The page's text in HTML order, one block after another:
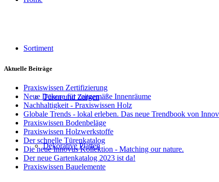
Sortiment
Türen und Zargen
Dekorative Platten
Aktuelle Beiträge
Praxiswissen Zertifizierung
Neue Dekore für zeitgemäße Innenräume
Nachhaltigkeit - Praxiswissen Holz
Globale Trends - lokal erleben. Das neue Trendbook von
Praxiswissen Bodenbeläge
Praxiswissen Holzwerkstoffe
Der schnelle Türenkatalog
Die neue Innovus Kollektion - Matching our nature.
Der neue Gartenkatalog 2023 ist da!
Praxiswissen Bauelemente